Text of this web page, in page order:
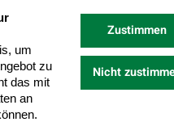
um
zu
das mit
an
Zustimmen
Nicht